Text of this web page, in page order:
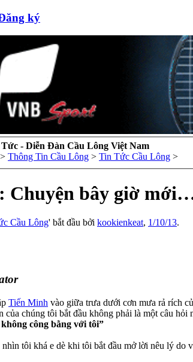
ký
- Diễn Đàn Cầu Lông Việt Nam
> Thông Tin Cầu Lông > Tin Tức Cầu Lông >
Chuyện bây giờ
Cầu Lông' bắt đầu bởi kookienkeat, 1/10/13.
Tiến Minh vào giữa trưa dưới cơn mưa rả rích
của chúng tôi bắt đầu không phải là một câu
công bằng với tôi”
tôi khá e dè khi tôi bắt đầu mở lời nêu lý do